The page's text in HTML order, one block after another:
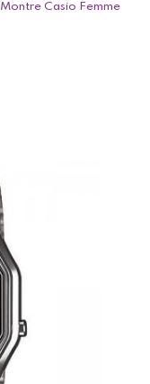
Montre Casio Femme